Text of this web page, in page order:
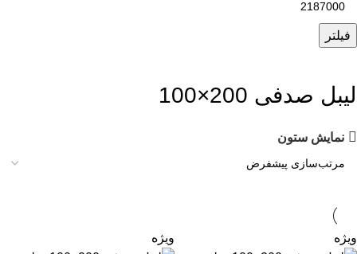
فیلتر
لیبل صدفی 200×100
نمایش ستون
ویژه ویژه